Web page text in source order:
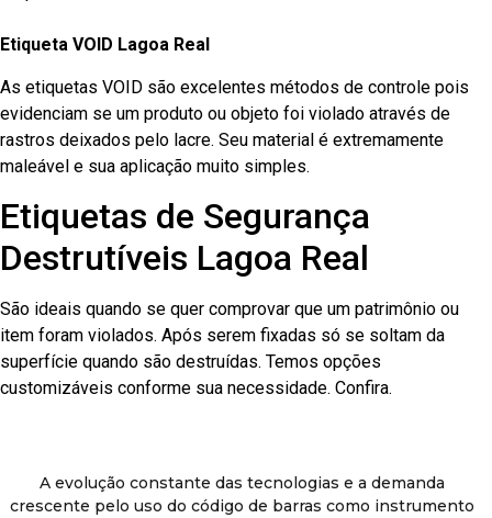
Etiqueta VOID Lagoa Real
As etiquetas VOID são excelentes métodos de controle pois
evidenciam se um produto ou objeto foi violado através de
rastros deixados pelo lacre. Seu material é extremamente
maleável e sua aplicação muito simples.
Etiquetas de Segurança
Destrutíveis Lagoa Real
São ideais quando se quer comprovar que um patrimônio ou
item foram violados. Após serem fixadas só se soltam da
superfície quando são destruídas. Temos opções
customizáveis conforme sua necessidade. Confira.
A evolução constante das tecnologias e a demanda
crescente pelo uso do código de barras como instrumento